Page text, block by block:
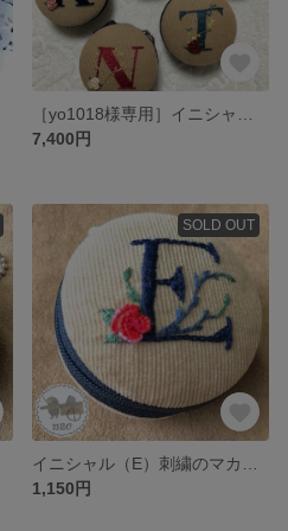
7,400円
SOLD OUT
1,150円